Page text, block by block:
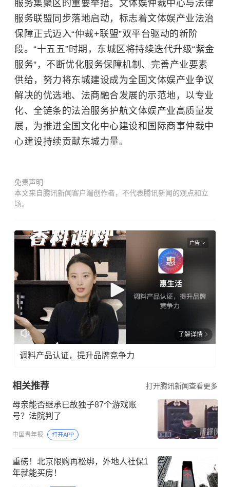
服务集聚区的重要举措。文体娱仲裁中心与法律
服务联盟同步落地启动，标志着文体娱产业法治
保障正式迈入“仲裁+联盟”双平台驱动的新阶
段。“十五五”时期，东城区将持续迭代升级“紫金
服务”，不断优化服务保障机制、完善产业要素
供给，努力将东城建设成为全国文体娱产业争议
解决的优选地、法商融合发展的示范地，以专业
化、全链条的法治服务护航文体娱产业高质量发
展，为推进全国文化中心建设和国际商事仲裁中
心建设持续贡献东城力量。
免责声明
本文来自腾讯新闻客户端创作者，不代表腾讯新闻的观点和立
场。
广告
了解详情
调料产品认证，提升品牌竞争力
相关推荐 打开腾讯新闻查看更多
母亲能否继承已故独子87个游戏账
号？法院判了
中国青年报 打开APP
重磅！北京限购再松绑，外地人社保1
年就能买房！